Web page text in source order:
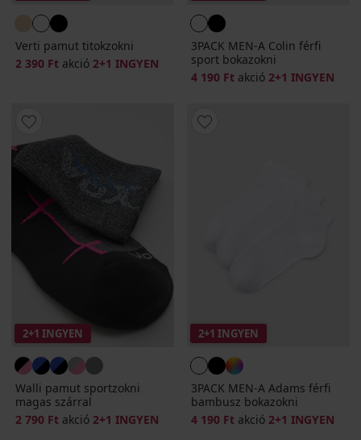
Verti pamut titokzokni
2 390 Ft akció 2+1 INGYEN
3PACK MEN-A Colin férfi
sport bokazokni
4 190 Ft akció 2+1 INGYEN
2+1 INGYEN
Walli pamut sportzokni
magas szárral
2 790 Ft akció 2+1 INGYEN
2+1 INGYEN
3PACK MEN-A Adams férfi
bambusz bokazokni
4 190 Ft akció 2+1 INGYEN